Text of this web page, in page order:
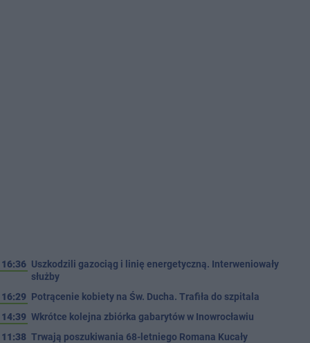
16:36 Uszkodzili gazociąg i linię energetyczną. Interweniowały
służby
16:29 Potrącenie kobiety na Św. Ducha. Trafiła do szpitala
14:39 Wkrótce kolejna zbiórka gabarytów w Inowrocławiu
11:38 Trwają poszukiwania 68-letniego Romana Kucały